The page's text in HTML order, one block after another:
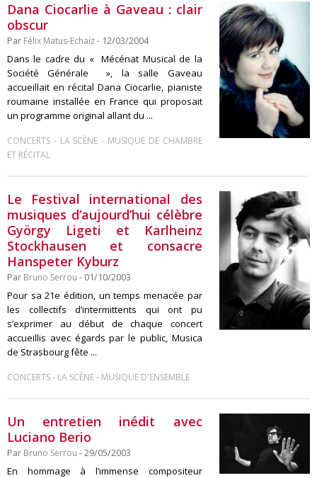
Dana Ciocarlie à Gaveau : clair
obscur
Par Félix Matus-Echaiz- 12/03/2004
Dans le cadre du « Mécénat Musical de la
Société Générale », la salle Gaveau
accueillait en récital Dana Ciocarlie, pianiste
roumaine installée en France qui proposait
un programme original allant du ...
CONCERTS - LA SCÈNE - MUSIQUE DE CHAMBRE
ET RÉCITAL
Le Festival international des
musiques d’aujourd’hui célèbre
György Ligeti et Karlheinz
Stockhausen et consacre
Hanspeter Kyburz
Par Bruno Serrou - 01/10/2003
Pour sa 21e édition, un temps menacée par
les collectifs d’intermittents qui ont pu
s’exprimer au début de chaque concert
accueillis avec égards par le public, Musica
de Strasbourg fête ...
CONCERTS- LA SCÈNE- MUSIQUE D'ENSEMBLE
Un entretien inédit avec
Luciano Berio
Par Bruno Serrou - 29/05/2003
En hommage à l’immense compositeur